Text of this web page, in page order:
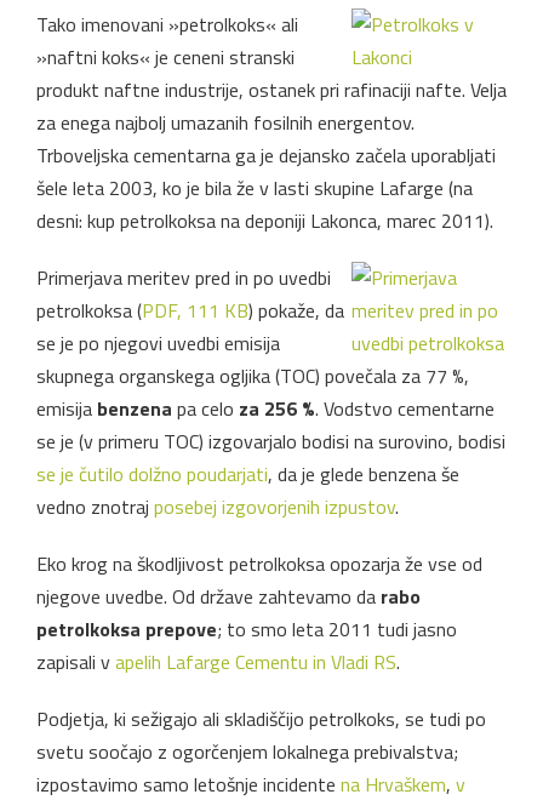
Tako imenovani »petrolkoks« ali
»naftni koks« je ceneni stranski
produkt naftne industrije, ostanek pri rafinaciji nafte. Velja
za enega najbolj umazanih fosilnih energentov.
Trboveljska cementarna ga je dejansko začela uporabljati
šele leta 2003, ko je bila že v lasti skupine Lafarge (na
desni: kup petrolkoksa na deponiji Lakonca, marec 2011).
Primerjava meritev pred in po uvedbi
petrolkoksa (PDF, 111 KB) pokaže, da
se je po njegovi uvedbi emisija
skupnega organskega ogljika (TOC) povečala za 77 %,
emisija benzena pa celo za 256 %. Vodstvo cementarne
se je (v primeru TOC) izgovarjalo bodisi na surovino, bodisi
se je čutilo dolžno poudarjati, da je glede benzena še
vedno znotraj posebej izgovorjenih izpustov.
Eko krog na škodljivost petrolkoksa opozarja že vse od
njegove uvedbe. Od države zahtevamo da rabo
petrolkoksa prepove; to smo leta 2011 tudi jasno
zapisali vapelih Lafarge Cementu in Vladi RS.
Podjetja, ki sežigajo ali skladiščijo petrolkoks, se tudi po
svetu soočajo z ogorčenjem lokalnega prebivalstva;
izpostavimo samo letošnje incidente na Hrvaškem, v